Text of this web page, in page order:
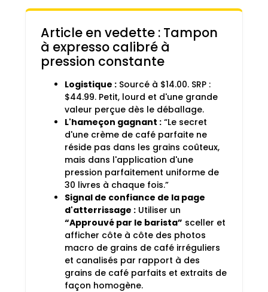
Article en vedette : Tampon
à expresso calibré à
pression constante
Logistique : Sourcé à $14.00. SRP :
$44.99. Petit, lourd et d'une grande
valeur perçue dès le déballage.
L'hameçon gagnant : “Le secret
d'une crème de café parfaite ne
réside pas dans les grains coûteux,
mais dans l'application d'une
pression parfaitement uniforme de
30 livres à chaque fois.”
Signal de confiance de la page
d'atterrissage : Utiliser un
“Approuvé par le barista” sceller et
afficher côte à côte des photos
macro de grains de café irréguliers
et canalisés par rapport à des
grains de café parfaits et extraits de
façon homogène.